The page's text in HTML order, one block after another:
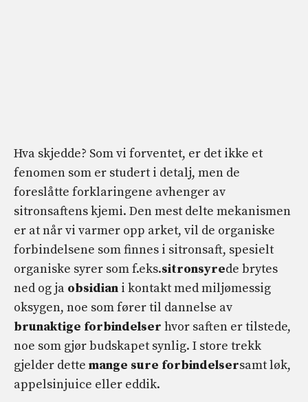
Hva skjedde? Som vi forventet, er det ikke et
fenomen som er studert i detalj, men de
foreslåtte forklaringene avhenger av
sitronsaftens kjemi. Den mest delte mekanismen
er at når vi varmer opp arket, vil de organiske
forbindelsene som finnes i sitronsaft, spesielt
organiske syrer som f.eks.sitronsyrede brytes
ned og ja obsidian i kontakt med miljømessig
oksygen, noe som fører til dannelse av
brunaktige forbindelser hvor saften er tilstede,
noe som gjør budskapet synlig. I store trekk
gjelder dette mange sure forbindelsersamt løk,
appelsinjuice eller eddik.